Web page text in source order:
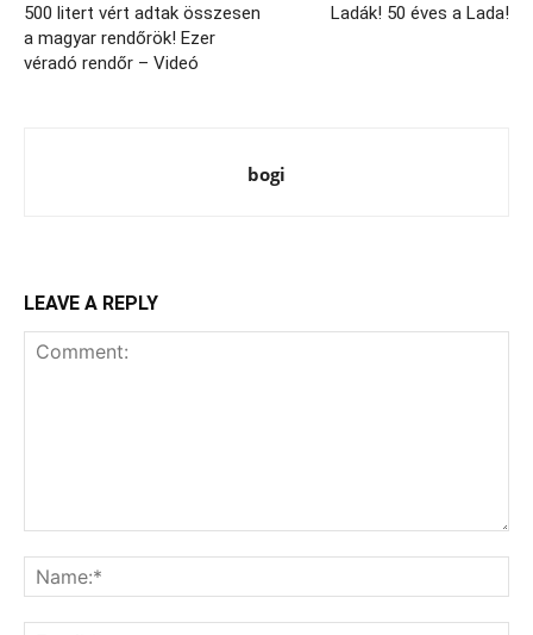
500 litert vért adtak összesen
a magyar rendőrök! Ezer
véradó rendőr – Videó
Ladák! 50 éves a Lada!
bogi
LEAVE A REPLY